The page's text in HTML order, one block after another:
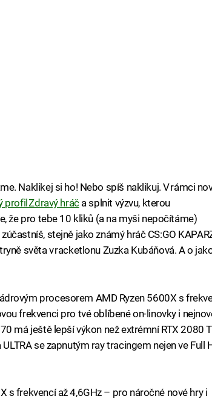
Naklikej si ho! Nebo spíš naklikuj. V rámci
profil Zdravý hráča splnit výzvu, kterou
že pro tebe 10 kliků (a na myši nepočítáme)
stejně jako známý hráč CS:GO
světa v racketlonu Zuzka Kubáňová. A o
procesorem AMD Ryzen 5600X s
frekvenci pro tvé oblíbené on-linovky i
má ještě lepší výkon než extrémní RTX 2080
se zapnutým ray tracingem nejen ve Full
s frekvencí až 4,6GHz – pro náročné nové hry i